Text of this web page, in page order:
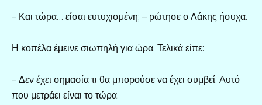
– Και τώρα… είσαι ευτυχισμένη; – ρώτησε ο Λάκης ήσυχα.
Η κοπέλα έμεινε σιωπηλή για ώρα. Τελικά είπε:
– Δεν έχει σημασία τι θα μπορούσε να έχει συμβεί. Αυτό
που μετράει είναι το τώρα.